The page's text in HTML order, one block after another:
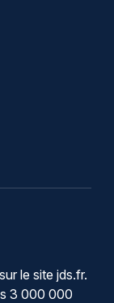
le site jds.fr.
3 000 000